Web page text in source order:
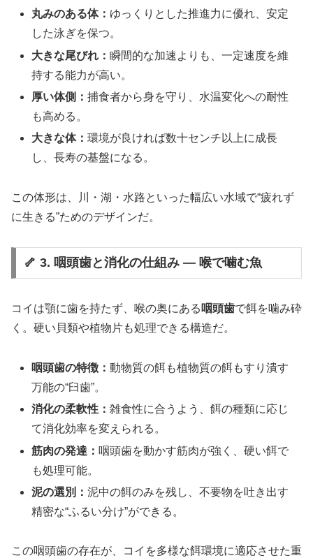
丸みのある体： ゆっくりとした推進力に優れ、安定
した泳ぎを保つ。
大きな尾びれ：瞬間的な加速よりも、一定速度を維
持する能力が高い。
厚い体側：捕食者から身を守り、水温変化への耐性
も高める。
大きな体：環境が良ければ数十センチ以上に成長
し、長寿の基盤になる。
この体形は、川・湖・水路といった幅広い水域で“疲れず
に生きる”ためのデザインだ。
🦴 3. 咽頭歯と消化の仕組み ― 喉で噛む魚
コイは顎に歯を持たず、喉の奥にある 咽頭歯で餌を噛み砕
く。硬い貝類や植物片も処理できる構造だ。
咽頭歯の特徴：動物質の餌も植物質の餌もすり潰す
万能の“臼歯”。
消化の柔軟性：雑食性に合うよう、餌の種類に応じ
て消化効率を変えられる。
筋肉の発達： 咽頭歯を動かす筋肉が強く、硬い餌で
も処理可能。
泥の選別：泥中の餌のみを残し、不要物を吐き出す
精密な“ふるい分け”ができる。
この咽頭歯の存在が、コイを多様な餌環境に適応させた重